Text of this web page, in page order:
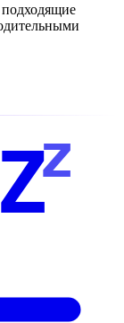
Zz